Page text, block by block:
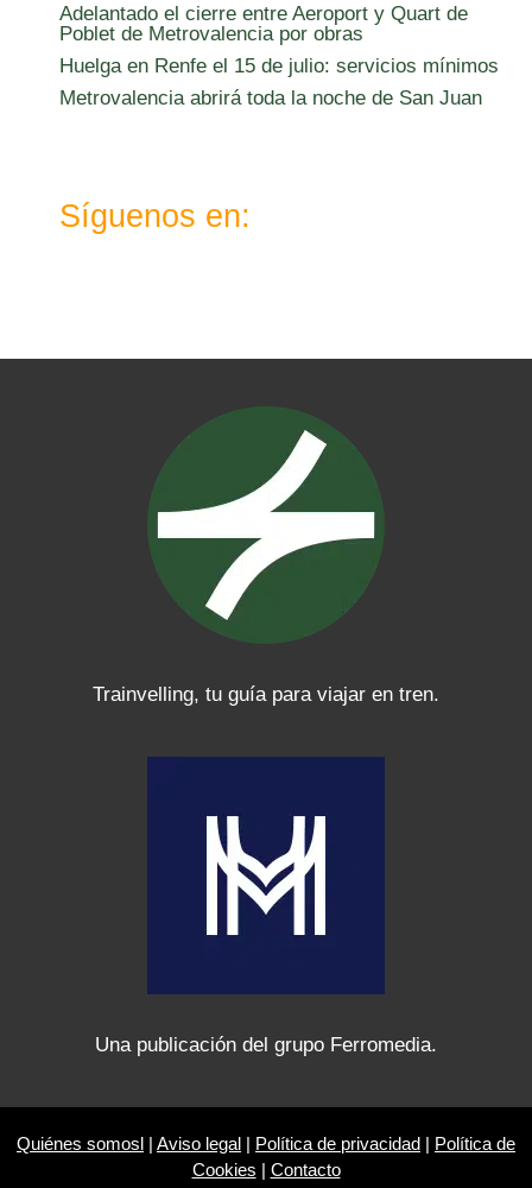
Adelantado el cierre entre Aeroport y Quart de
Poblet de Metrovalencia por obras
Huelga en Renfe el 15 de julio: servicios mínimos
Metrovalencia abrirá toda la noche de San Juan
Síguenos en:
Trainvelling, tu guía para viajar en tren.
Una publicación del grupo Ferromedia.
Quiénes somosl | Aviso legal | Política de privacidad | Política de
Cookies | Contacto